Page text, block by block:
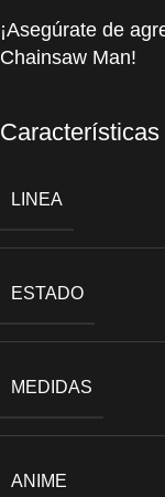
¡Asegúrate de
Chainsaw Man!
LINEA
ESTADO
MEDIDAS
ANIME